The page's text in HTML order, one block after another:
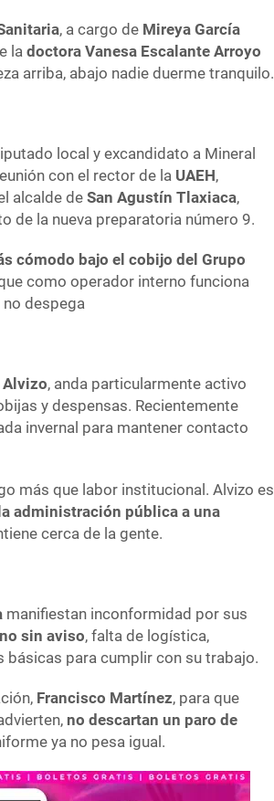
, a cargo de Mireya García
ladoctora Vanesa Escalante Arroyo
arriba, abajo nadie duerme tranquilo.
local y excandidato a Mineral
con el rector de la UAEH,
alcalde deSan Agustín Tlaxiaca,
de la nueva preparatoria número 9.
cómodo bajo el cobijo del Grupo
como operador interno funciona
despega
Alvizo, anda particularmente activo
y despensas. Recientemente
invernal para mantener contacto
más que labor institucional. Alvizo es
administración pública a una
cerca de la gente.
manifiestan inconformidad por sus
sin aviso, falta de logística,
básicas para cumplir con su trabajo.
Francisco Martínez, para que
no descartan un paro de
ya no pesa igual.